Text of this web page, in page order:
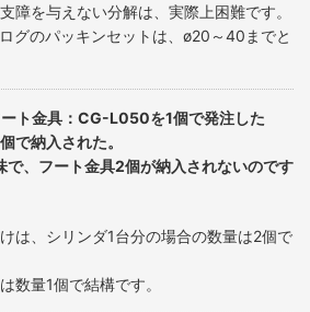
障を与えない分解は、実際上困難です。
グのパッキンセットは、ø20～40までと
ト金具：CG-L050を1個で発注した
で納入された。
で、フート金具2個が納入されないのです
は、シリンダ1台分の場合の数量は2個で
数量1個で結構です。